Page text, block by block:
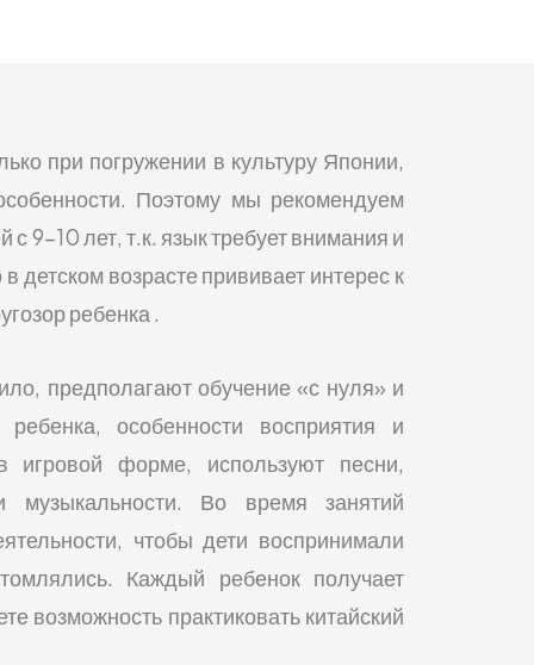
при погружении в культуру Японии,
Поэтому мы рекомендуем
с 9-10 лет, т.к. язык требует внимания и
детском возрасте прививает интерес к
ребенка .
предполагают обучение «с нуля» и
ребенка, особенности восприятия и
форме, используют песни,
Во время занятий
чтобы дети воспринимали
Каждый ребенок получает
возможность практиковать китайский